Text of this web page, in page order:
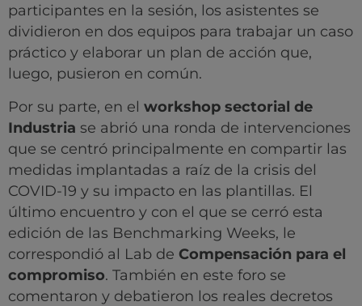
participantes en la sesión, los asistentes se
dividieron en dos equipos para trabajar un caso
práctico y elaborar un plan de acción que,
luego, pusieron en común.
Por su parte, en el workshop sectorial de
Industria se abrió una ronda de intervenciones
que se centró principalmente en compartir las
medidas implantadas a raíz de la crisis del
COVID-19 y su impacto en las plantillas. El
último encuentro y con el que se cerró esta
edición de las Benchmarking Weeks, le
correspondió al Lab de Compensación para el
compromiso. También en este foro se
comentaron y debatieron los reales decretos